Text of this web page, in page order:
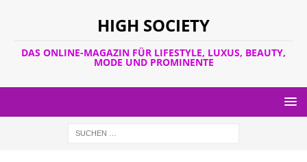
HIGH SOCIETY
DAS ONLINE-MAGAZIN FÜR LIFESTYLE, LUXUS, BEAUTY,
MODE UND PROMINENTE